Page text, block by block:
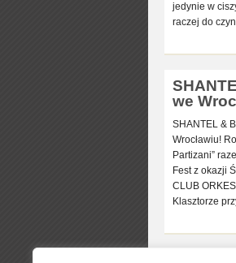
jedynie w
raczej do
we
SHANTEL &
Wrocławiu!
Partizani”
Fest z okazji
CLUB
Klasztorze